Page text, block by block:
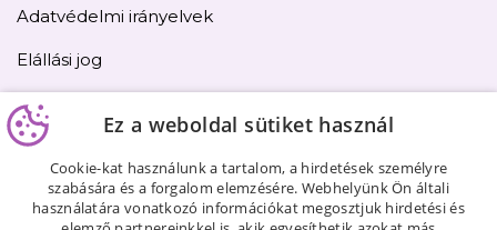
Adatvédelmi irányelvek
Elállási jog
Kapcsolat
Oldaltérkép
Ez a weboldal sütiket használ
Cookie-kat használunk a tartalom, a hirdetések személyre
szabására és a forgalom elemzésére. Webhelyünk Ön általi
használatára vonatkozó információkat megosztjuk hirdetési és